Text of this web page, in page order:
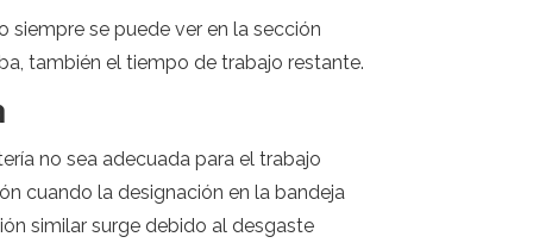
siempre se puede ver en la sección
también el tiempo de trabajo restante.
no sea adecuada para el trabajo
cuando la designación en la bandeja
similar surge debido al desgaste